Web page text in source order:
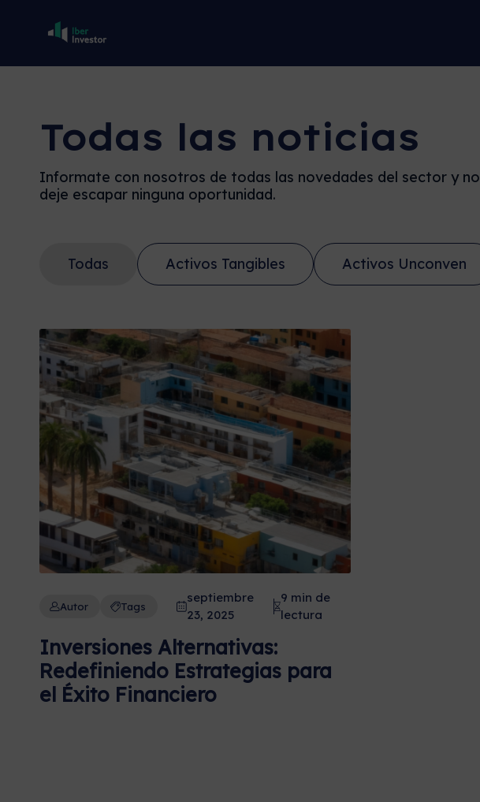
Todas las noticias
Informate con nosotros de todas las novedades del sector y no
deje escapar ninguna oportunidad.
Todas Activos Tangibles Activos Unconven
Autor Tags
septiembre
23, 2025
9 min de
lectura
Inversiones Alternativas:
Redefiniendo Estrategias para
el Éxito Financiero